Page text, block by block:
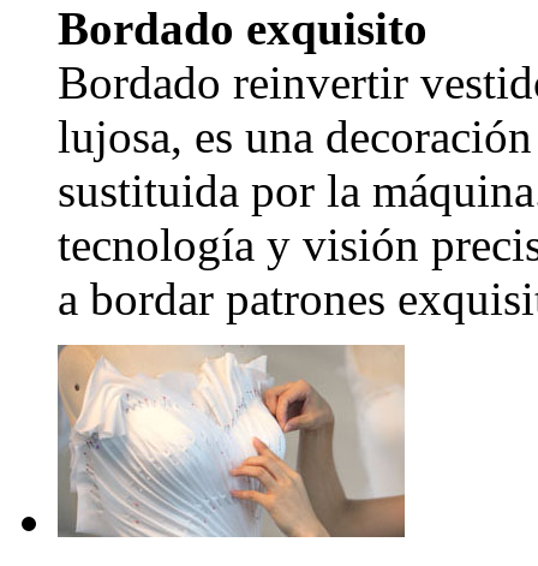
Bordado exquisito
Bordado reinvertir
lujosa, es una
sustituida por la
tecnología y visión
a bordar patrones